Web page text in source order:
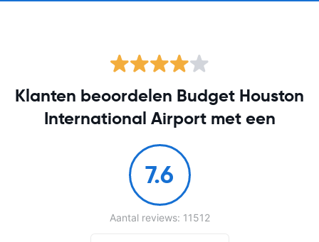
Klanten beoordelen Budget Houston
International Airport met een
7.6
Aantal reviews: 11512